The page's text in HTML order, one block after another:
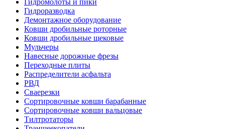
Гидромолоты и пики
Гидроразводка
Демонтажное оборудование
Ковши дробильные роторные
Ковши дробильные щековые
Мульчеры
Навесные дорожные фрезы
Переходные плиты
Распределители асфальта
РВД
Сваерезки
Сортировочные ковши барабанные
Сортировочные ковши вальцовые
Тилтротаторы